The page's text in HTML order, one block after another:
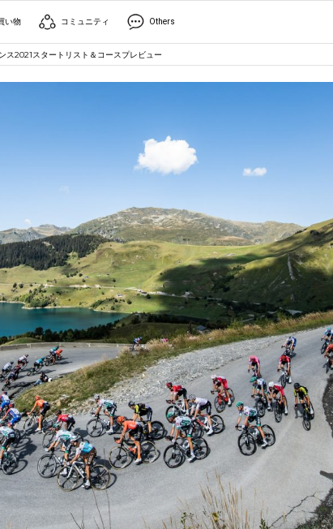
い物 コミュニティ Others
ス2021スタートリスト＆コースプレビュー